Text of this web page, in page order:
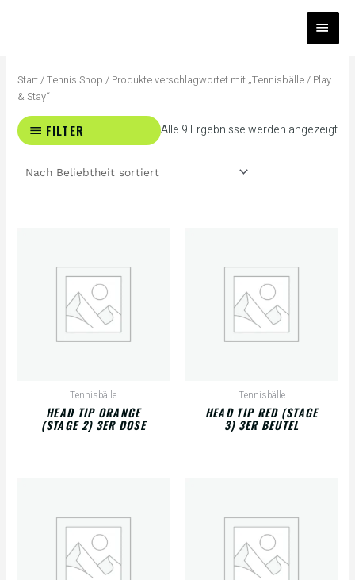
Start/Tennis Shop / Produkte verschlagwortet mit „Tennisbälle / Play
& Stay“
FILTER Alle 9 Ergebnisse werden angezeigt
Tennisbälle
HEAD TIP ORANGE
(STAGE 2) 3ER DOSE
Tennisbälle
HEAD TIP RED (STAGE
3) 3ER BEUTEL